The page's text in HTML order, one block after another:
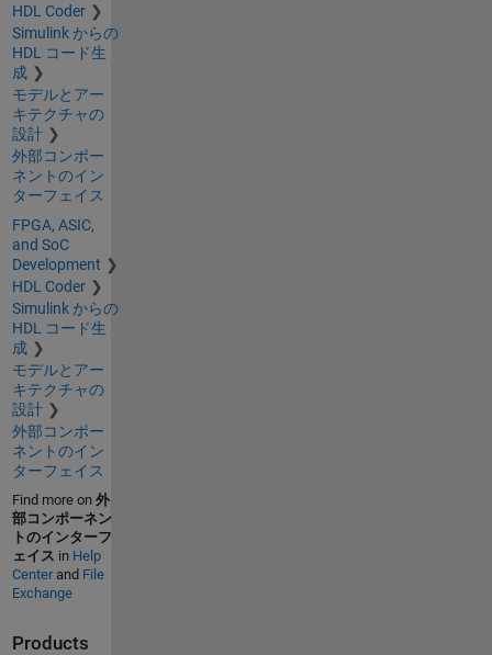
HDL Coder
Simulink からの
HDL コード生
成
モデルとアー
キテクチャの
設計
外部コンポー
ネントのイン
ターフェイス
FPGA, ASIC,
and SoC
Development
HDL Coder
Simulink からの
HDL コード生
成
モデルとアー
キテクチャの
設計
外部コンポー
ネントのイン
ターフェイス
Find more on 外
部コンポーネン
トのインターフ
ェイス in Help
Centerand File
Exchange
Products